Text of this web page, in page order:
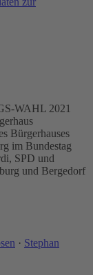
WAHL 2021
Bürgerhauses
im Bundestag
SPD und
und Bergedorf
· Stephan